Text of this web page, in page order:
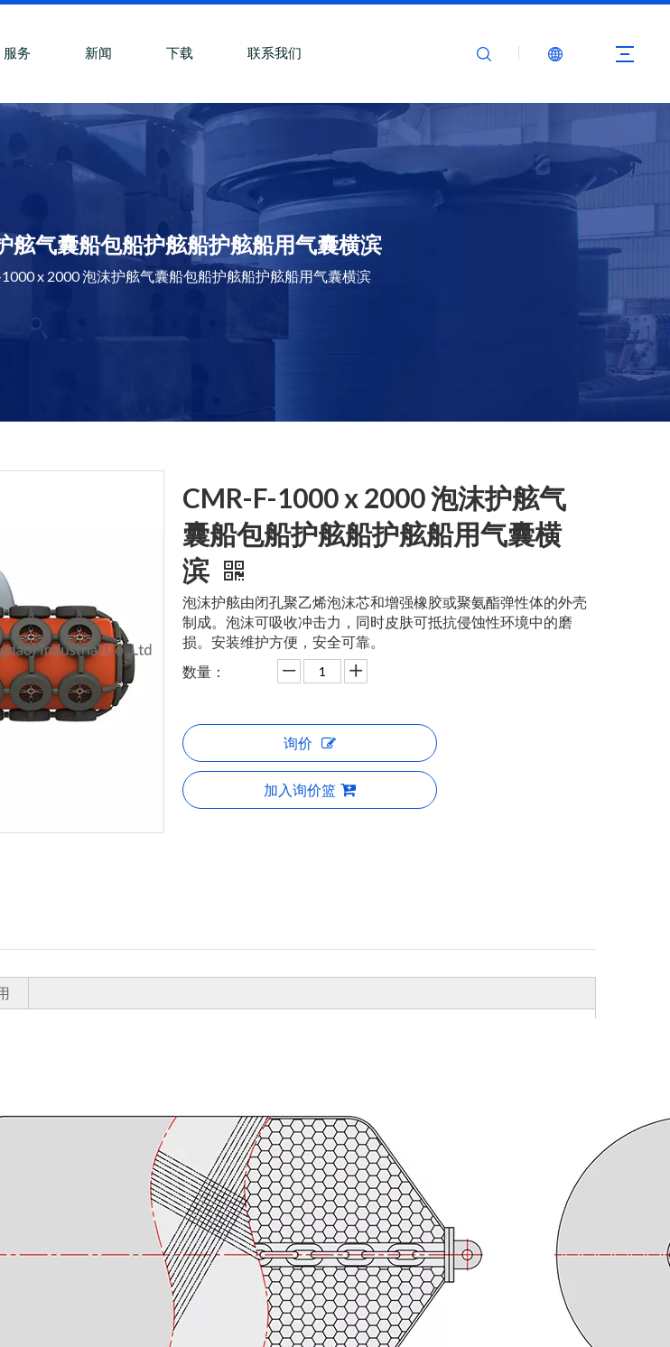
服务 新闻 下载 联系我们
舷气囊船包船护舷船护舷船用气囊横滨
x 2000 泡沫护舷气囊船包船护舷船护舷船用气囊横滨
CMR-F-1000 x 2000 泡沫护舷气
囊船包船护舷船护舷船用气囊横
滨
泡沫护舷由闭孔聚乙烯泡沫芯和增强橡胶或聚氨酯弹性体的外壳
制成。泡沫可吸收冲击力，同时皮肤可抵抗侵蚀性环境中的磨
损。安装维护方便，安全可靠。
数量：
询价
加入询价篮